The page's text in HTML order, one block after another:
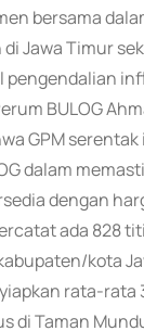
bersama
Jawa Timur
pengendalian
BULOG
GPM
dalam
dengan
ada 828
kota
rata-rata
di Taman